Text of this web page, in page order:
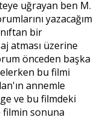
uğrayan ben M.
yazacağım
bir
atması üzerine
önceden başka
bu filmi
annemle
ve bu filmdeki
filmin sonuna